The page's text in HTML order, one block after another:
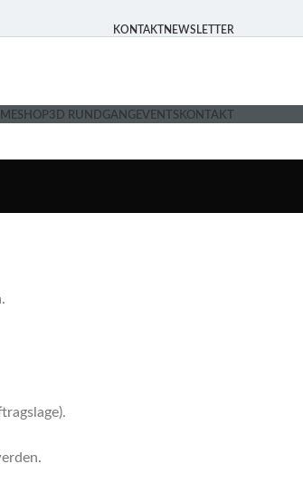
KONTAKTNEWSLETTER
SHOP3D RUNDGANG EVENTS KONTAKT